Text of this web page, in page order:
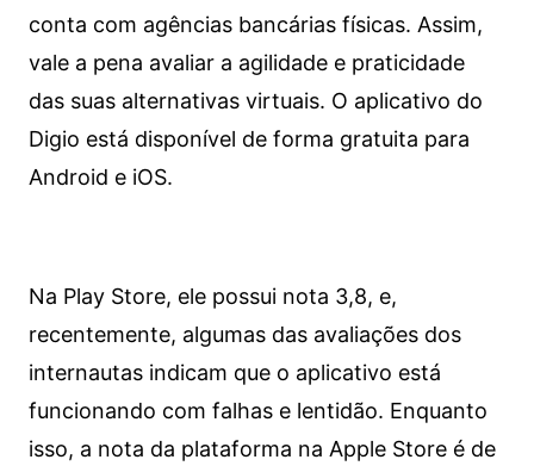
conta com agências bancárias físicas. Assim,
vale a pena avaliar a agilidade e praticidade
das suas alternativas virtuais. O aplicativo do
Digio está disponível de forma gratuita para
Android e iOS.
Na Play Store, ele possui nota 3,8, e,
recentemente, algumas das avaliações dos
internautas indicam que o aplicativo está
funcionando com falhas e lentidão. Enquanto
isso, a nota da plataforma na Apple Store é de